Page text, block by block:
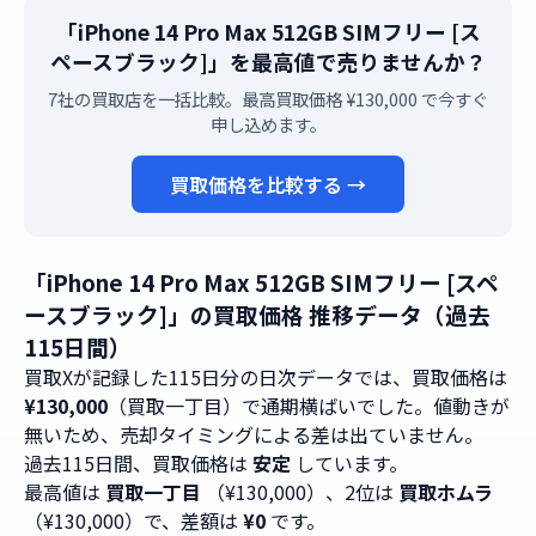
「iPhone 14 Pro Max 512GB SIMフリー [ス
ペースブラック]」を最高値で売りませんか？
7社の買取店を一括比較。最高買取価格 ¥130,000 で今すぐ
申し込めます。
買取価格を比較する →
「iPhone 14 Pro Max 512GB SIMフリー [スペ
ースブラック]」の買取価格 推移データ（過去
115日間）
買取Xが記録した115日分の日次データでは、買取価格は
¥130,000 （買取一丁目）で通期横ばいでした。値動きが
無いため、売却タイミングによる差は出ていません。
過去115日間、買取価格は 安定 しています。
最高値は 買取一丁目 （¥130,000）、2位は 買取ホムラ
（¥130,000）で、差額は ¥0 です。